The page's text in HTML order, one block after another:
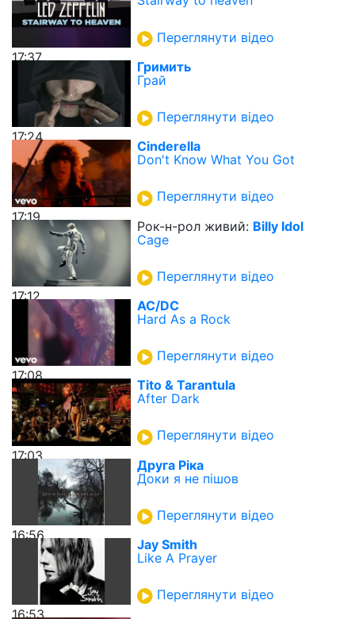
17:37
Переглянути відео
17:24
Гримить
Грай
Переглянути відео
17:19
Cinderella
Don't Know What You Got
Переглянути відео
17:12
Рок-н-рол живий: Billy Idol
Cage
Переглянути відео
17:08
AC/DC
Hard As a Rock
Переглянути відео
17:03
Tito & Tarantula
After Dark
Переглянути відео
16:56
Друга Ріка
Доки я не пішов
Переглянути відео
16:53
Jay Smith
Like A Prayer
Переглянути відео